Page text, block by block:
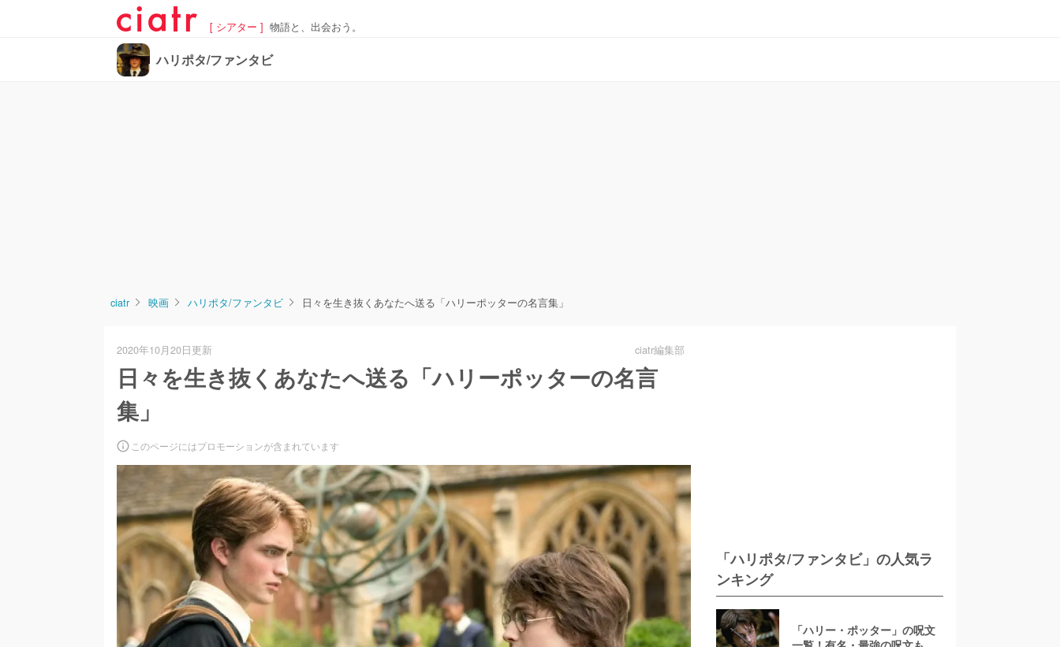
[ シアター ] 物語と、出会おう。
ハリポタ/ファンタビ
ciatr 映画 ハリポタ/ファンタビ 日々を生き抜くあなたへ送る「ハリーポッターの名言集」
2020年10月20日更新 ciatr編集部
日々を生き抜くあなたへ送る「ハリーポッターの名言
集」
このページにはプロモーションが含まれています
「ハリポタ/ファンタビ」の人気ラ
ンキング
「ハリー・ポッター」の呪文